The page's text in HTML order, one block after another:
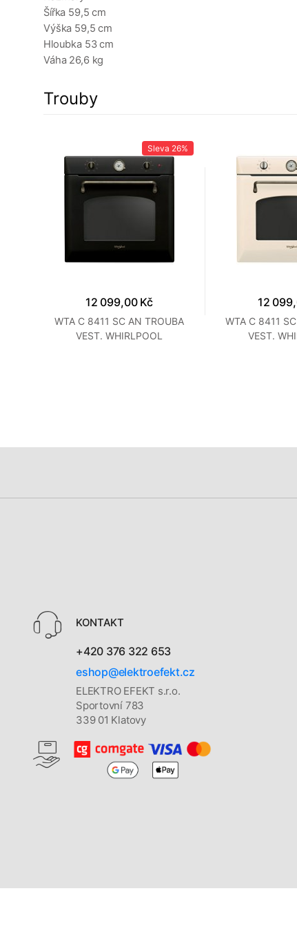
Šířka 59,5 cm
Výška 59,5 cm
Hloubka 53 cm
Váha 26,6 kg
Trouby
Sleva 26%
12 099,00 Kč
WTA C 8411 SC AN TROUBA
VEST. WHIRLPOOL
12
WTA C 8411
VEST.
KONTAKT
+420 376 322 653
eshop@elektroefekt.cz
ELEKTRO EFEKT s.r.o.
Sportovní 783
339 01 Klatovy